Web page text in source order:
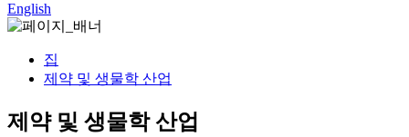
English
집
제약 및 생물학 산업
제약 및 생물학 산업